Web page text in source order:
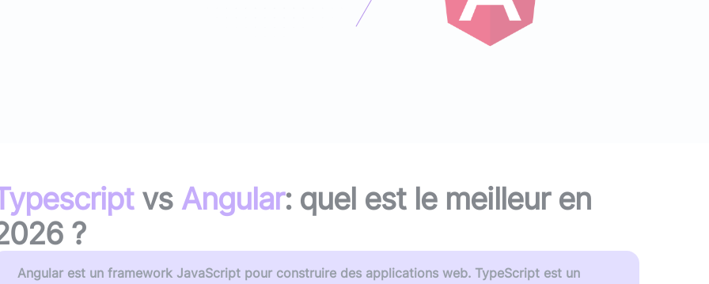
Écouter le podcast
DevSecOps
Terraform
Audit d'écoconception
Lire le livre blanc
vs Angular: quel est le meilleur en
?
Angular est un framework JavaScript pour construire des applications web. TypeScript est un